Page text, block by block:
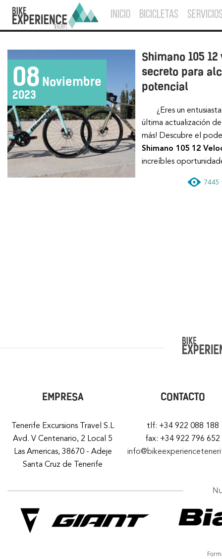
INICIO BICICLETAS
08 Noviembre
2023
Shimano 105
secreto para
potencial
¿Eres un entusiasta del ciclismo en busca de la
última actualización
más! Descubre el
Shimano 105 12
increíbles
7445
EMPRESA
Tenerife Excursions Travel S.L
Avd. V Centenario, 2 Local 5
Las Americas, 38670 - Adeje
Santa Cruz de Tenerife
CONTACTO
tlf: +34 922 088 188
fax: +34 922 796 652